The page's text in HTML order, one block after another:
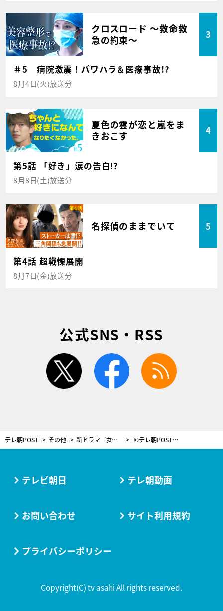
クロスロード ～救命救
急の約束～
3
＃5 病院激震！パワハラ＆医療事故!?
8月4日(火)放送分
夏色の雲が恋と嵐をま
きおこす
4
第5話 「好き」涙の告白!?
8月8日(土)放送分
名探偵のままでいて 5
第4話 超戦慄展開
8月7日(金)放送分
公式SNS・RSS
twitter facebook
テレ朝POST その他 新ドラマ『女囚セブン』がファッションショー開催！剛力彩芽らが個性豊かにピンクに輝く ©テレ朝POST／無断転載禁止
テレビ朝日 テレ朝動画
お問い合わせ サイト利用規約
プライバシーポリシー
Copyright(C) tv asahi All rights reserved.